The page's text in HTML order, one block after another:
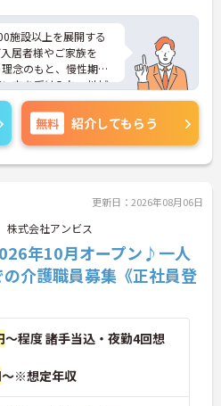
お休みとなるシフト
と休息を取りながら
の資格や実務経験、
映されるためモチベ
などのマネジメント
、腰を据えて長期的な
施設以上を展開する
居者様やご家族を
念のもと、慢性期や
方を受け入れ、地域
事業を推進していま
駐しています。急変
担当するため、初任
介助や入浴介助など
る環境です。多職種
います。働き方の面
して公休となるほ
ら7時間程度とかな
比率が90パーセント
が発生しにくく、あ
に沿って規則正しく
フによるお一人おひ
が実施されます。eラ
環境が用意されていま
無料 紹介してもらう
更新日：2026年08月06日
株式会社アンビス
年10月オープン♪一人
介護職員募集《正社員登
～程度 諸手当込・夜勤4回想
～※想定年収